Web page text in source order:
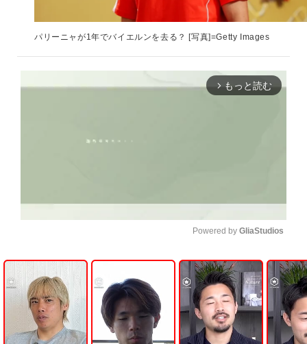
パリーニャが1年でバイエルンを去る？ [写真]=Getty Images
arrow_forward_ios もっと読む
U
n
m
u
t
e
Powered by GliaStudios